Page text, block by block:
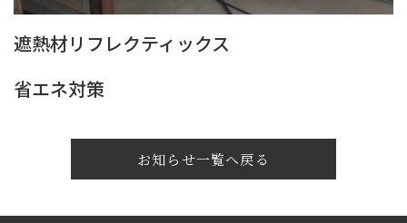
遮熱材リフレクティックス
省エネ対策
お知らせ一覧へ戻る